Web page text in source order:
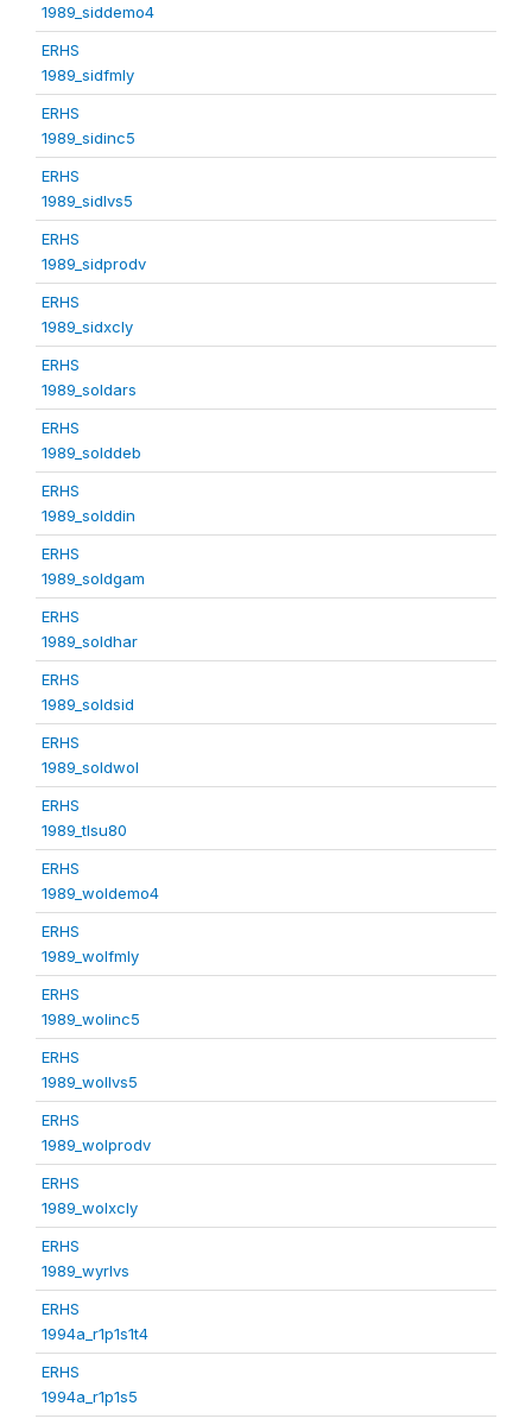
1989_siddemo4
ERHS
1989_sidfmly
ERHS
1989_sidinc5
ERHS
1989_sidlvs5
ERHS
1989_sidprodv
ERHS
1989_sidxcly
ERHS
1989_soldars
ERHS
1989_solddeb
ERHS
1989_solddin
ERHS
1989_soldgam
ERHS
1989_soldhar
ERHS
1989_soldsid
ERHS
1989_soldwol
ERHS
1989_tlsu80
ERHS
1989_woldemo4
ERHS
1989_wolfmly
ERHS
1989_wolinc5
ERHS
1989_wollvs5
ERHS
1989_wolprodv
ERHS
1989_wolxcly
ERHS
1989_wyrlvs
ERHS
1994a_r1p1s1t4
ERHS
1994a_r1p1s5